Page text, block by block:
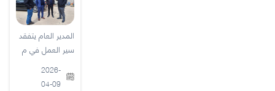
المدير العام يتفقد
سير العمل في م
2026-
04-09